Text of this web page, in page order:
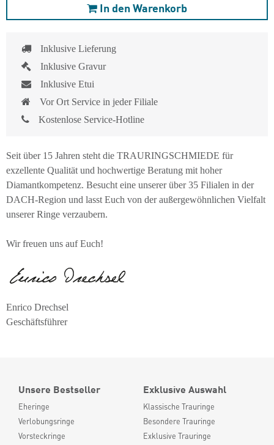
In den Warenkorb
Inklusive Lieferung
Inklusive Gravur
Inklusive Etui
Vor Ort Service in jeder Filiale
Kostenlose Service-Hotline
Seit über 15 Jahren steht die TRAURINGSCHMIEDE für
exzellente Qualität und hochwertige Beratung mit hoher
Diamantkompetenz. Besucht eine unserer über 35 Filialen in der
DACH-Region und lasst Euch von der außergewöhnlichen Vielfalt
unserer Ringe verzaubern.
Wir freuen uns auf Euch!
Enrico Drechsel
Geschäftsführer
Unsere Bestseller
Eheringe
Verlobungsringe
Vorsteckringe
Exklusive Auswahl
Klassische Trauringe
Besondere Trauringe
Exklusive Trauringe